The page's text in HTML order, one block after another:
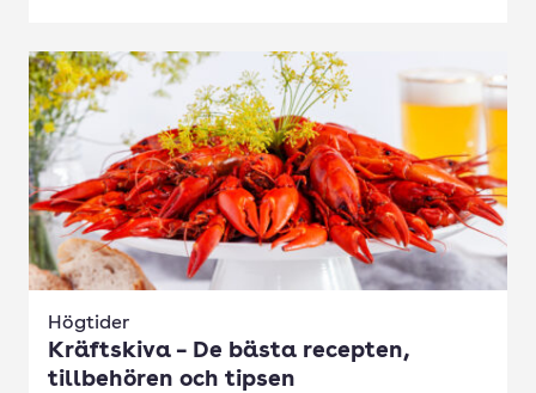
Högtider
Kräftskiva – De bästa recepten,
tillbehören och tipsen